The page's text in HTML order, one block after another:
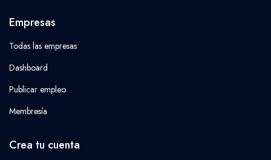
Empresas
Todas las empresas
Dashboard
Publicar empleo
Membresía
Crea tu cuenta